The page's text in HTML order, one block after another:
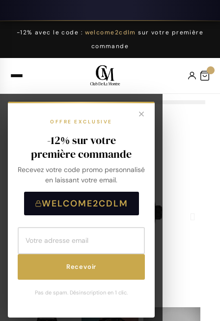
-12% avec le code : welcome2cdlm sur votre première
commande
OFFRE EXCLUSIVE
-12% sur votre
première commande
Recevez votre code promo personnalisé
en laissant votre email.
WELCOME2CDLM
Recevoir
Pas de spam. Désinscription en 1 clic.